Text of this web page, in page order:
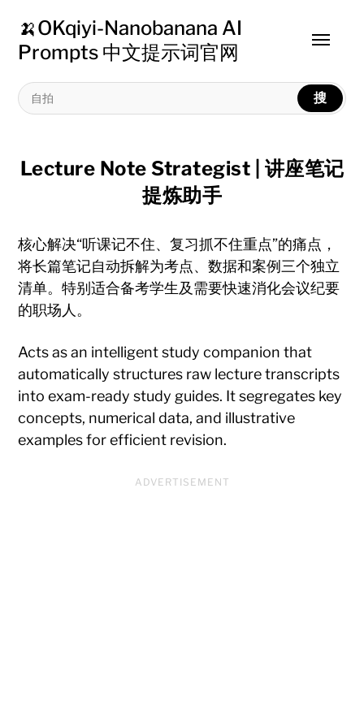
🍌OKqiyi-Nanobanana AI
Prompts 中文提示词官网
搜
Toggle
Lecture Note Strategist | 讲座笔记
提炼助手
核心解决“听课记不住、复习抓不住重点”的痛点，
将长篇笔记自动拆解为考点、数据和案例三个独立
清单。特别适合备考学生及需要快速消化会议纪要
的职场人。
Acts as an intelligent study companion that
automatically structures raw lecture transcripts
into exam-ready study guides. It segregates key
concepts, numerical data, and illustrative
examples for efficient revision.
ADVERTISEMENT